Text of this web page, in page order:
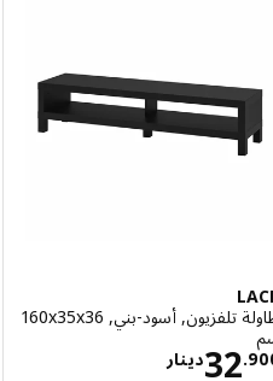
طاولة تلفزيون, أسود-بني, ‎160x35x36
دينار32. الاسعار دينار 32.900